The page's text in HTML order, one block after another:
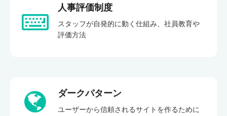
人事評価制度
スタッフが自発的に動く仕組み、社員教育や
評価方法
ダークパターン
ユーザーから信頼されるサイトを作るために